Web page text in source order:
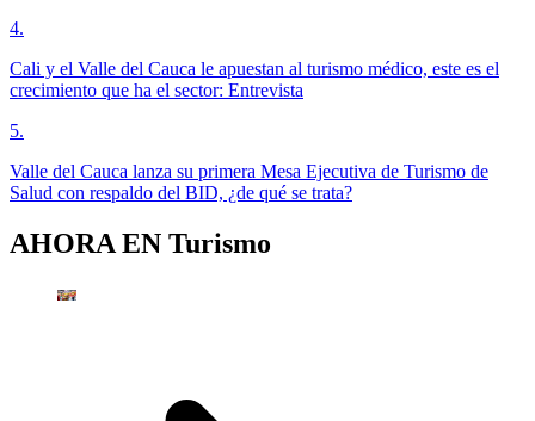
4.
Cali y el Valle del Cauca le apuestan al turismo médico, este es el
crecimiento que ha el sector: Entrevista
5.
Valle del Cauca lanza su primera Mesa Ejecutiva de Turismo de
Salud con respaldo del BID, ¿de qué se trata?
AHORA EN Turismo